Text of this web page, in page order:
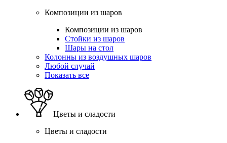
Композиции из шаров
Композиции из шаров
Стойки из шаров
Шары на стол
Колонны из воздушных шаров
Любой случай
Показать все
Цветы и сладости
Цветы и сладости